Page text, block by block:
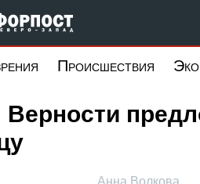
Форпост Северо-Запад
Происшествия
Анна Волкова